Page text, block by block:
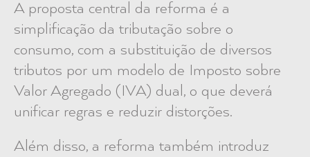
A proposta central da reforma é a
simplificação da tributação sobre o
consumo, com a substituição de diversos
tributos por um modelo de Imposto sobre
Valor Agregado (IVA) dual, o que deverá
unificar regras e reduzir distorções.
Além disso, a reforma também introduz